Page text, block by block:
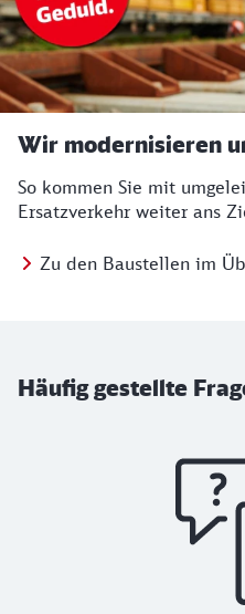
Wir modernisieren
So kommen Sie mit
Ersatzverkehr weiter ans
Zu den Baustellen im
Häufig gestellte